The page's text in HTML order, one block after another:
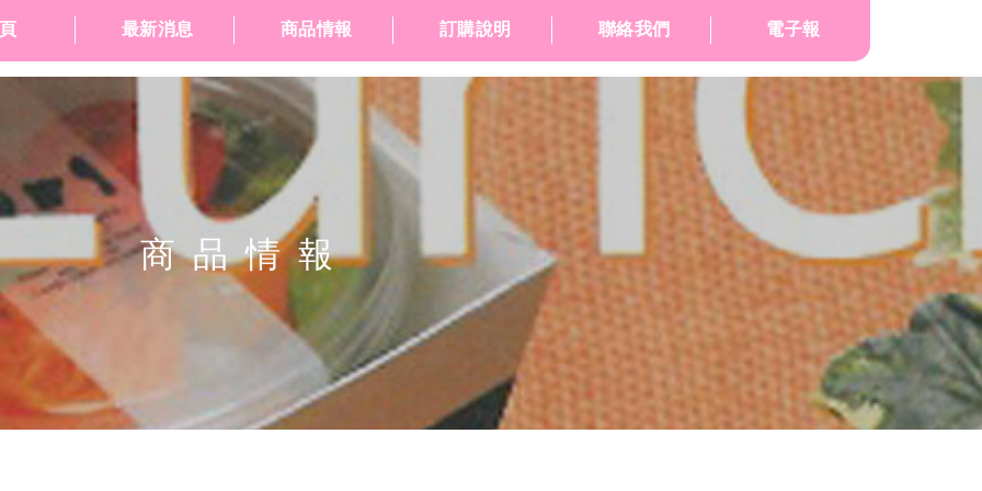
最新消息 商品情報 訂購說明 聯絡我們 電子報